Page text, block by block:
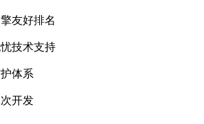
友好排名
技术支持
体系
开发